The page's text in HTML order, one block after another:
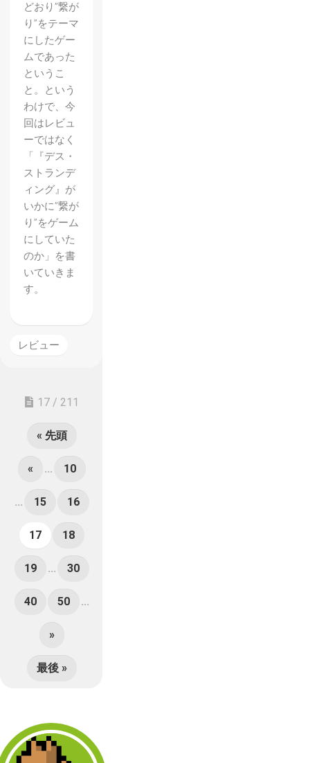
どおり”繋が
り”をテーマ
にしたゲー
ムであった
というこ
と。という
わけで、今
回はレビュ
ーではなく
「『デス・
ストランデ
ィング』が
いかに”繋が
り”をゲーム
にしていた
のか」を書
いていきま
す。
レビュー
17 / 211
« 先頭
« ... 10
... 15 16
17 18
19 ... 30
40 50 ...
»
最後 »